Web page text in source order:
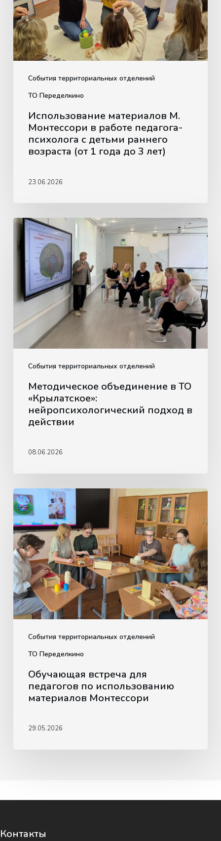
События территориальных отделений
ТО Переделкино
работе
педагога-
психолога
с
детьми
раннего
года
Использование материалов М.
Монтессори в работе педагога-
психолога с детьми раннего
возраста (от 1 года до 3 лет)
23.06.2026
События территориальных отделений
Методическое
объединение
«Крылатское»:
нейропсихологический
подход
действии
Методическое объединение в ТО
«Крылатское»:
нейропсихологический подход в
действии
08.06.2026
События территориальных отделений
ТО Переделкино
Обучающая
встреча
для
педагогов
по
использованию
материалов
Монтессори
Обучающая встреча для
педагогов по использованию
материалов Монтессори
29.05.2026
Контакты